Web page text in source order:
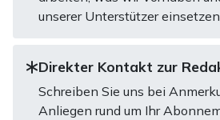
unserer Unterstützer
Direkter Kontakt zur
Schreiben Sie uns bei
Anliegen rund um Ihr